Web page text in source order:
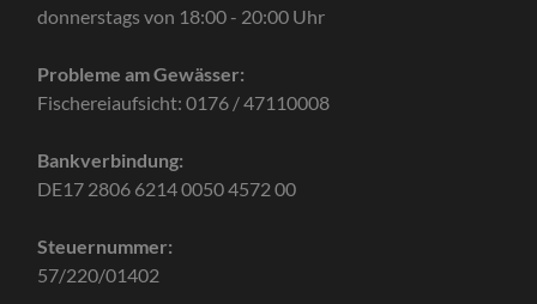
donnerstags von 18:00 - 20:00 Uhr
Probleme am Gewässer:
Fischereiaufsicht: 0176 / 47110008
Bankverbindung:
DE17 2806 6214 0050 4572 00
Steuernummer:
57/220/01402